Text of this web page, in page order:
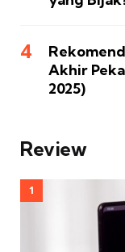
Akhir
2025)
Review